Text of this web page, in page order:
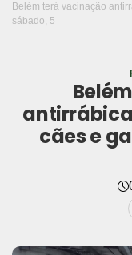
Belém terá vacinação
sábado, 5
cães e